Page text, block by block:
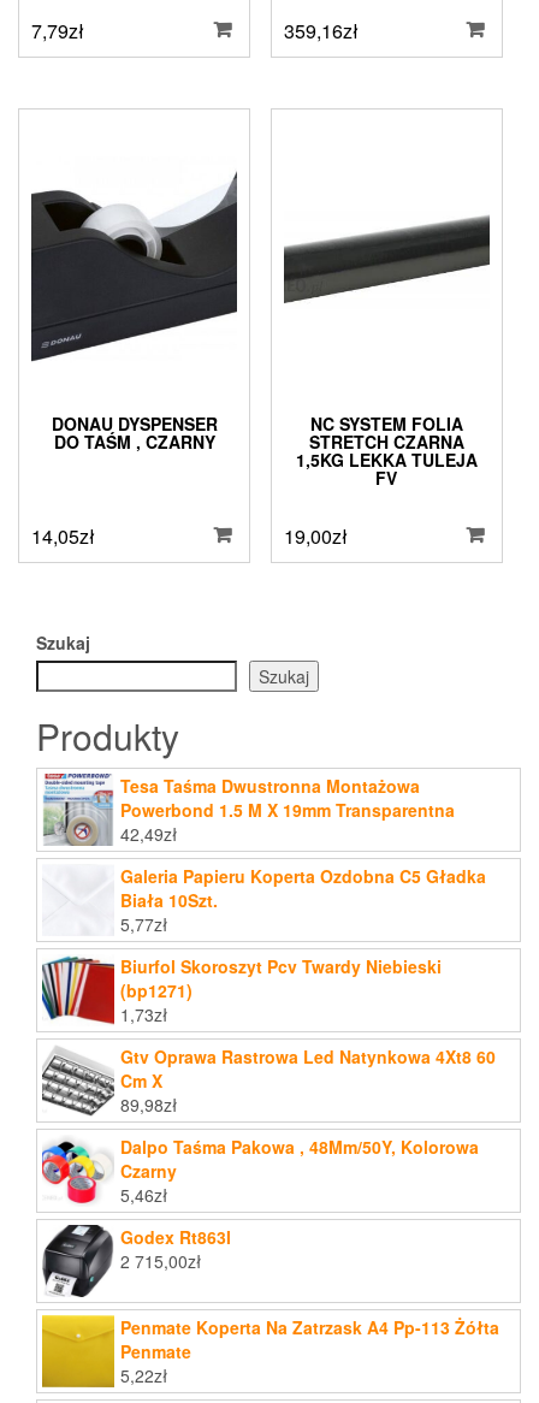
7,79zł 359,16zł
DONAU DYSPENSER
DO TAŚM , CZARNY
14,05zł
NC SYSTEM FOLIA
STRETCH CZARNA
1,5KG LEKKA TULEJA
FV
19,00zł
Szukaj
Szukaj
Produkty
Tesa Taśma Dwustronna Montażowa
Powerbond 1.5 M X 19mm Transparentna
42,49zł
Galeria Papieru Koperta Ozdobna C5 Gładka
Biała 10Szt.
5,77zł
Biurfol Skoroszyt Pcv Twardy Niebieski
(bp1271)
1,73zł
Gtv Oprawa Rastrowa Led Natynkowa 4Xt8 60
Cm X
89,98zł
Dalpo Taśma Pakowa , 48Mm/50Y, Kolorowa
Czarny
5,46zł
Godex Rt863I
2 715,00zł
Penmate Koperta Na Zatrzask A4 Pp-113 Żółta
Penmate
5,22zł